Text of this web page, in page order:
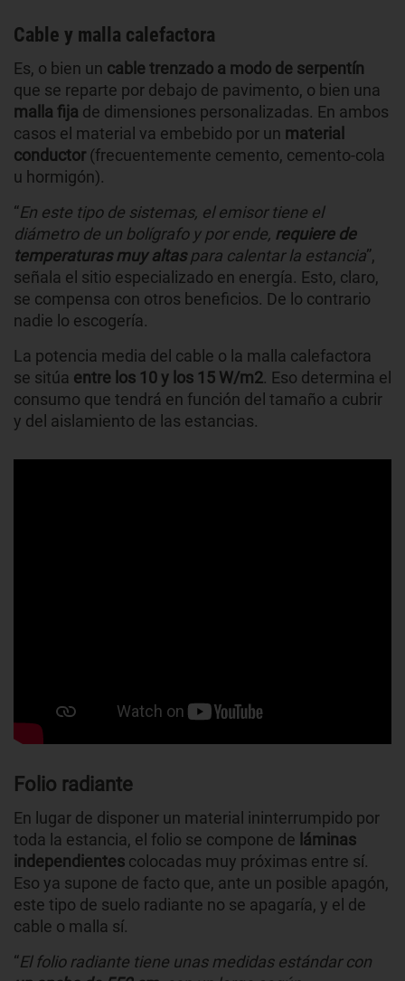
Cable y malla calefactora
Es, o bien un cable trenzado a modo de serpentín
que se reparte por debajo de pavimento, o bien una
malla fija de dimensiones personalizadas. En ambos
casos el material va embebido por un material
conductor (frecuentemente cemento, cemento-cola
u hormigón).
“En este tipo de sistemas, el emisor tiene el
diámetro de un bolígrafo y por ende, requiere de
temperaturas muy altaspara calentar la estancia”,
señala el sitio especializado en energía. Esto, claro,
se compensa con otros beneficios. De lo contrario
nadie lo escogería.
La potencia media del cable o la malla calefactora
se sitúa entre los 10 y los 15 W/m2. Eso determina el
consumo que tendrá en función del tamaño a cubrir
y del aislamiento de las estancias.
Folio radiante
En lugar de disponer un material ininterrumpido por
toda la estancia, el folio se compone de láminas
independientes colocadas muy próximas entre sí.
Eso ya supone de facto que, ante un posible apagón,
este tipo de suelo radiante no se apagaría, y el de
cable o malla sí.
“El folio radiante tiene unas medidas estándar con